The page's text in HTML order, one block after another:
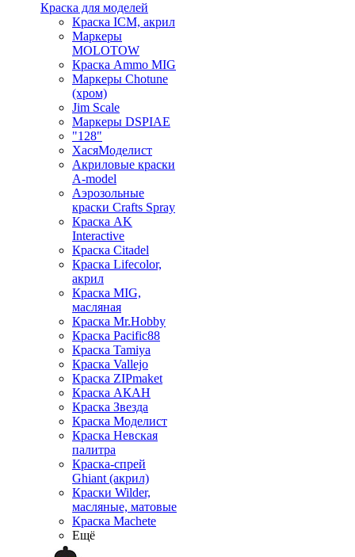
Краска для моделей
Краска ICM, акрил
Маркеры
MOLOTOW
Краска Ammo MIG
Маркеры Chotune
(хром)
Jim Scale
Маркеры DSPIAE
"128"
ХасяМоделист
Акриловые краски
A-model
Аэрозольные
краски Crafts Spray
Краска AK
Interactive
Краска Citadel
Краска Lifecolor,
акрил
Краска MIG,
масляная
Краска Mr.Hobby
Краска Pacific88
Краска Tamiya
Краска Vallejo
Краска ZIPmaket
Краска АКАН
Краска Звезда
Краска Моделист
Краска Невская
палитра
Краска-спрей
Ghiant (акрил)
Краски Wilder,
масляные, матовые
Краска Machete
Ещё